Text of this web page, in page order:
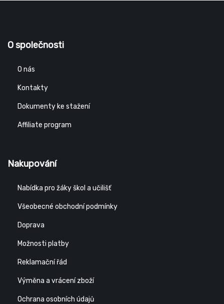
O společnosti
O nás
Kontakty
Dokumenty ke stažení
Affiliate program
Nakupování
Nabídka pro žáky škol a učilišť
Všeobecné obchodní podmínky
Doprava
Možnosti platby
Reklamační řád
Výměna a vrácení zboží
Ochrana osobních údajů